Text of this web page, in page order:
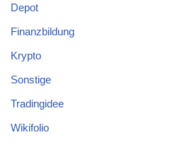
Depot
Finanzbildung
Krypto
Sonstige
Tradingidee
Wikifolio